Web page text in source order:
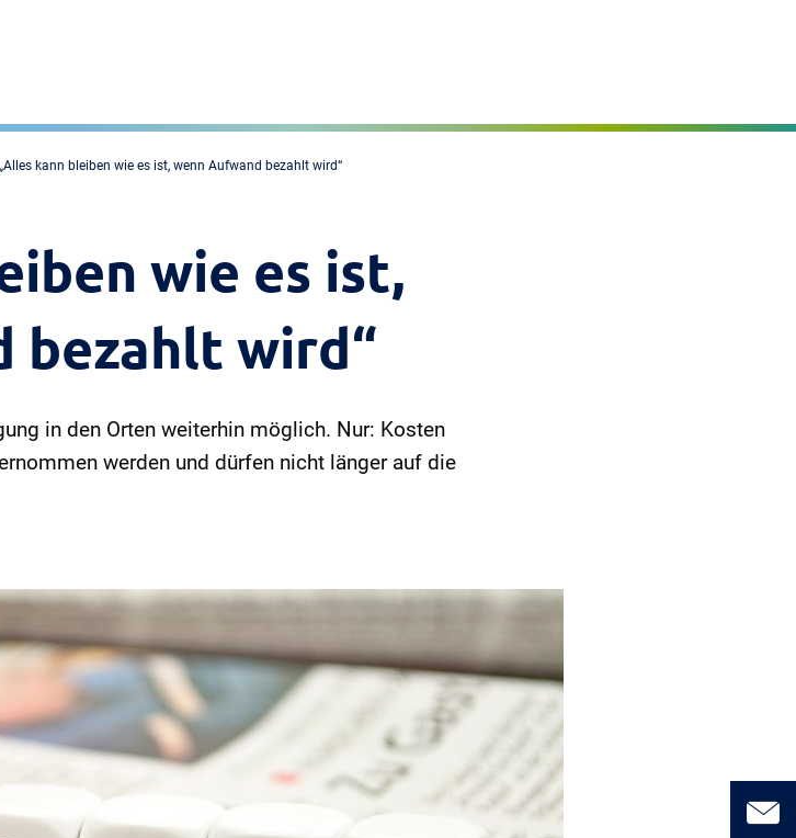
„Alles kann bleiben wie es ist, wenn Aufwand bezahlt wird“
wie es ist,
bezahlt wird“
in den Orten weiterhin möglich. Nur: Kosten
werden und dürfen nicht länger auf die